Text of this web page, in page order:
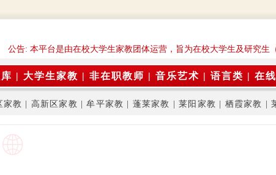
公告: 本平台是由在校大学生家教团体运营，旨为在校大学生及研究生
| 大学生家教 | 非在职教师 | 音乐艺术 | 语言类 | 在
家教 高新区家教 |牟平家教 蓬莱家教 |莱阳家教 栖霞家教 |